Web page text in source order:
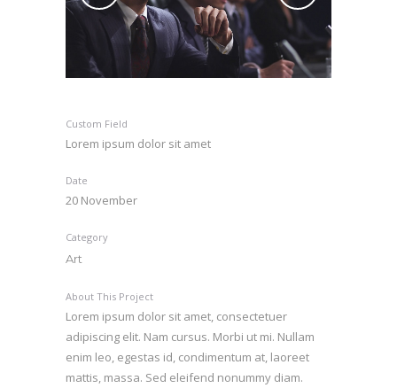
Custom Field
Lorem ipsum dolor sit amet
Date
20 November
Category
Art
About This Project
Lorem ipsum dolor sit amet, consectetuer
adipiscing elit. Nam cursus. Morbi ut mi. Nullam
enim leo, egestas id, condimentum at, laoreet
mattis, massa. Sed eleifend nonummy diam.